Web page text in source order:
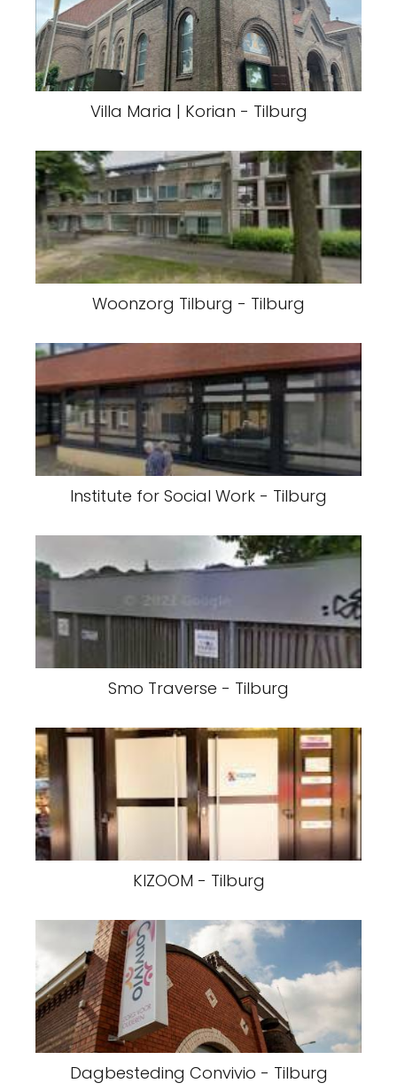
Villa Maria | Korian - Tilburg
Woonzorg Tilburg - Tilburg
Institute for Social Work - Tilburg
Smo Traverse - Tilburg
KIZOOM - Tilburg
Dagbesteding Convivio - Tilburg